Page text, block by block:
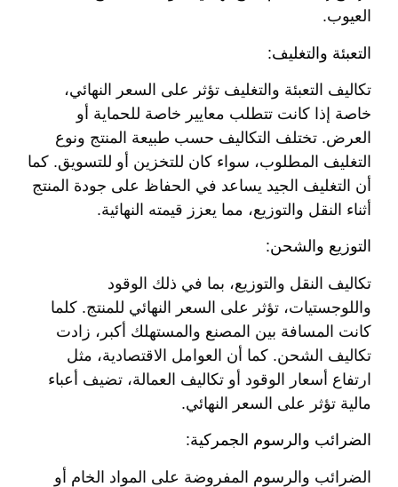
العيوب.
التعبئة والتغليف:
تكاليف التعبئة والتغليف تؤثر على السعر النهائي،
خاصة إذا كانت تتطلب معايير خاصة للحماية أو
العرض. تختلف التكاليف حسب طبيعة المنتج ونوع
التغليف المطلوب، سواء كان للتخزين أو للتسويق. كما
أن التغليف الجيد يساعد في الحفاظ على جودة المنتج
أثناء النقل والتوزيع، مما يعزز قيمته النهائية.
التوزيع والشحن:
تكاليف النقل والتوزيع، بما في ذلك الوقود
واللوجستيات، تؤثر على السعر النهائي للمنتج. كلما
كانت المسافة بين المصنع والمستهلك أكبر، زادت
تكاليف الشحن. كما أن العوامل الاقتصادية، مثل
ارتفاع أسعار الوقود أو تكاليف العمالة، تضيف أعباء
مالية تؤثر على السعر النهائي.
الضرائب والرسوم الجمركية:
الضرائب والرسوم المفروضة على المواد الخام أو